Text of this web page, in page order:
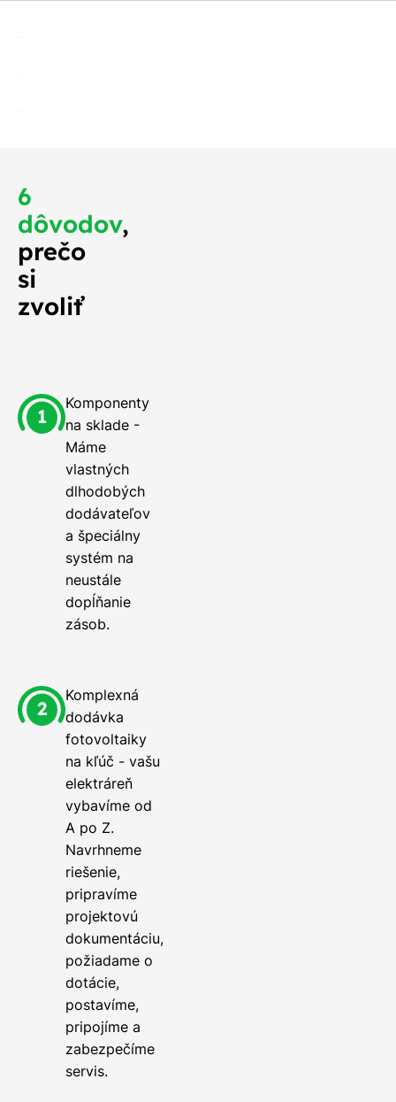
6
dôvodov,
prečo
si
zvoliť
Komponenty
na sklade -
Máme
vlastných
dlhodobých
dodávateľov
a špeciálny
systém na
neustále
dopĺňanie
zásob.
Komplexná
dodávka
fotovoltaiky
na kľúč - vašu
elektráreň
vybavíme od
A po Z.
Navrhneme
riešenie,
pripravíme
projektovú
dokumentáciu,
požiadame o
dotácie,
postavíme,
pripojíme a
zabezpečíme
servis.